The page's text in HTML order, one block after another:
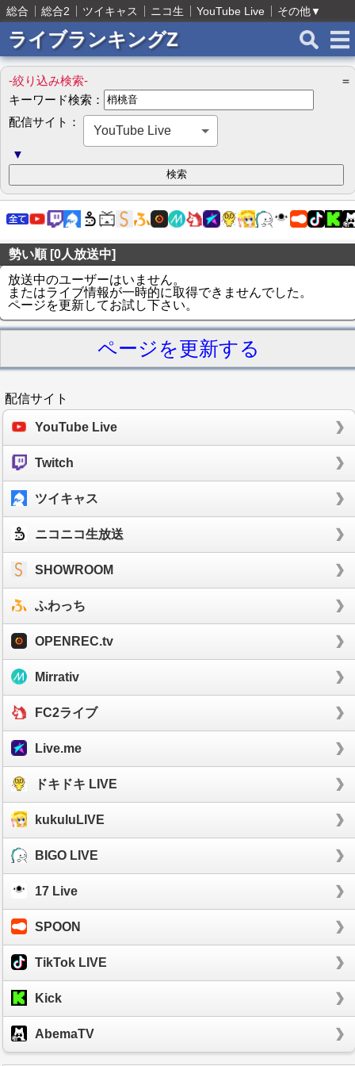
総合 総合2 ツイキャス ニコ生 YouTube Live その他▼
ライブランキングZ
-絞り込み検索-
＝
キーワード検索：
配信サイト：
YouTube Live
▼
勢い順 [0人放送中]
放送中のユーザーはいません。
またはライブ情報が一時的に取得できませんでした。
ページを更新してお試し下さい。
ページを更新する
配信サイト
YouTube Live
Twitch
ツイキャス
ニコニコ生放送
SHOWROOM
ふわっち
OPENREC.tv
Mirrativ
FC2ライブ
Live.me
ドキドキ LIVE
kukuluLIVE
BIGO LIVE
17 Live
SPOON
TikTok LIVE
Kick
AbemaTV